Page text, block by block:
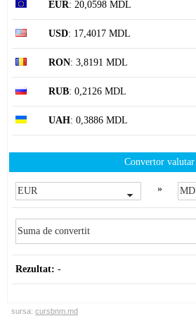
EUR: 20,0598 MDL
USD: 17,4017 MDL
RON: 3,8191 MDL
RUB: 0,2126 MDL
UAH: 0,3886 MDL
Convertor valutar
»
Rezultat: -
sursa: cursbnm.md